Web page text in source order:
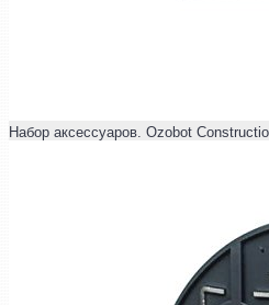
Набор аксессуаров. Ozobot